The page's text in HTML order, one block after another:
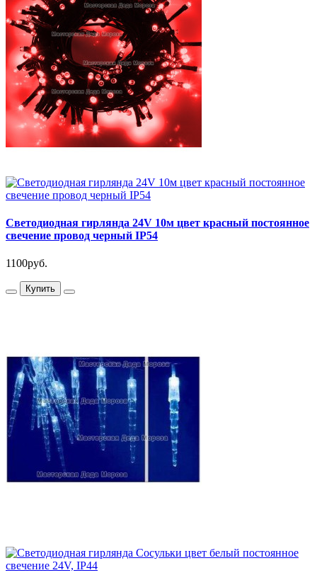
Светодиодная гирлянда 24V 10м цвет красный постоянное
свечение провод черный IP54
1100руб.
Купить